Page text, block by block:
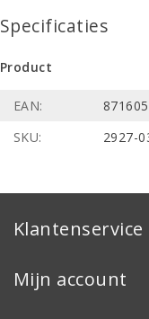
Specificaties
Product
EAN:
SKU:
2927-
Klantenservice
Mijn account